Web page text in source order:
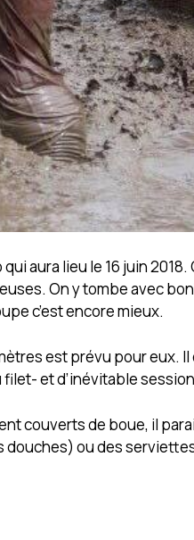
aura lieu le 16 juin
On y tombe avec
c’est encore mieux.
est prévu pour eux.
et d’inévitable
couverts de boue, il
douches) ou des